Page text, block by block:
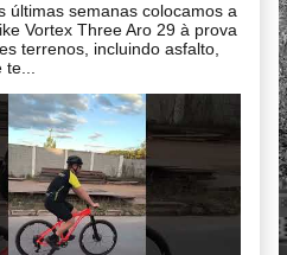
últimas semanas colocamos a
Vortex Three Aro 29 à prova
terrenos, incluindo asfalto,